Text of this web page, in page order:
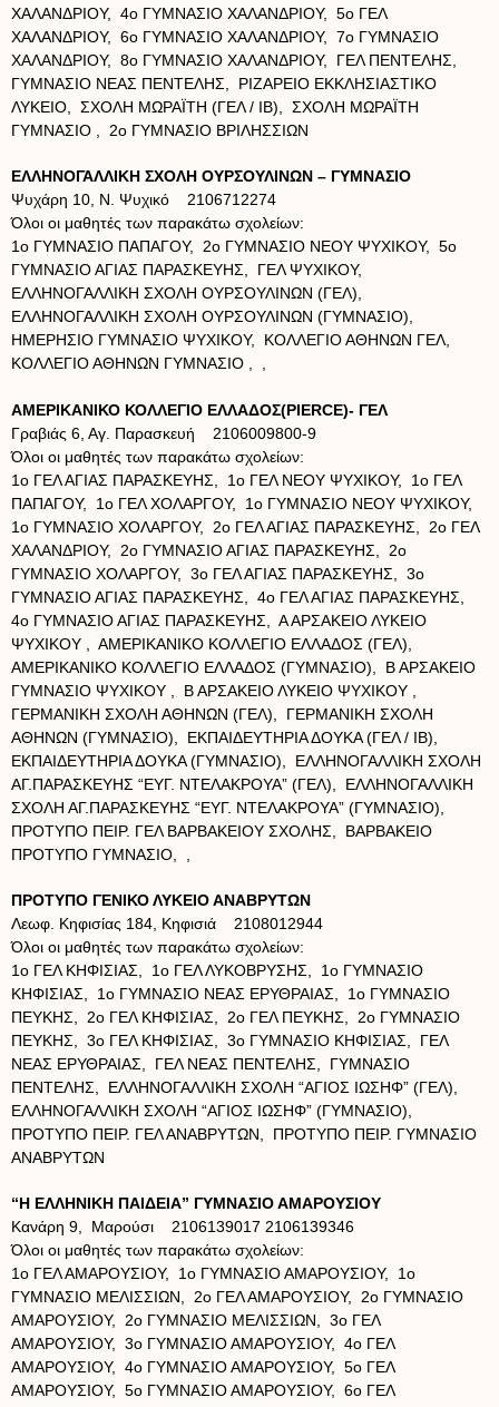
ΧΑΛΑΝΔΡΙΟΥ, 4ο ΓΥΜΝΑΣΙΟ ΧΑΛΑΝΔΡΙΟΥ, 5ο ΓΕΛ
ΧΑΛΑΝΔΡΙΟΥ, 6ο ΓΥΜΝΑΣΙΟ ΧΑΛΑΝΔΡΙΟΥ, 7ο ΓΥΜΝΑΣΙΟ
ΧΑΛΑΝΔΡΙΟΥ, 8ο ΓΥΜΝΑΣΙΟ ΧΑΛΑΝΔΡΙΟΥ, ΓΕΛ ΠΕΝΤΕΛΗΣ,
ΓΥΜΝΑΣΙΟ ΝΕΑΣ ΠΕΝΤΕΛΗΣ, ΡΙΖΑΡΕΙΟ ΕΚΚΛΗΣΙΑΣΤΙΚΟ
ΛΥΚΕΙΟ, ΣΧΟΛΗ ΜΩΡΑΪΤΗ (ΓΕΛ / ΙΒ), ΣΧΟΛΗ ΜΩΡΑΪΤΗ
ΓΥΜΝΑΣΙΟ , 2ο ΓΥΜΝΑΣΙΟ ΒΡΙΛΗΣΣΙΩΝ
ΕΛΛΗΝΟΓΑΛΛΙΚΗ ΣΧΟΛΗ ΟΥΡΣΟΥΛΙΝΩΝ – ΓΥΜΝΑΣΙΟ
Ψυχάρη 10, Ν. Ψυχικό 2106712274
Όλοι οι μαθητές των παρακάτω σχολείων:
1ο ΓΥΜΝΑΣΙΟ ΠΑΠΑΓΟΥ, 2ο ΓΥΜΝΑΣΙΟ ΝΕΟΥ ΨΥΧΙΚΟΥ, 5ο
ΓΥΜΝΑΣΙΟ ΑΓΙΑΣ ΠΑΡΑΣΚΕΥΗΣ, ΓΕΛ ΨΥΧΙΚΟΥ,
ΕΛΛΗΝΟΓΑΛΛΙΚΗ ΣΧΟΛΗ ΟΥΡΣΟΥΛΙΝΩΝ (ΓΕΛ),
ΕΛΛΗΝΟΓΑΛΛΙΚΗ ΣΧΟΛΗ ΟΥΡΣΟΥΛΙΝΩΝ (ΓΥΜΝΑΣΙΟ),
ΗΜΕΡΗΣΙΟ ΓΥΜΝΑΣΙΟ ΨΥΧΙΚΟΥ, ΚΟΛΛΕΓΙΟ ΑΘΗΝΩΝ ΓΕΛ,
ΚΟΛΛΕΓΙΟ ΑΘΗΝΩΝ ΓΥΜΝΑΣΙΟ , ,
ΑΜΕΡΙΚΑΝΙΚΟ ΚΟΛΛΕΓΙΟ ΕΛΛΑΔΟΣ(PIERCE)- ΓΕΛ
Γραβιάς 6, Αγ. Παρασκευή 2106009800-9
Όλοι οι μαθητές των παρακάτω σχολείων:
1ο ΓΕΛ ΑΓΙΑΣ ΠΑΡΑΣΚΕΥΗΣ, 1ο ΓΕΛ ΝΕΟΥ ΨΥΧΙΚΟΥ, 1ο ΓΕΛ
ΠΑΠΑΓΟΥ, 1ο ΓΕΛ ΧΟΛΑΡΓΟΥ, 1ο ΓΥΜΝΑΣΙΟ ΝΕΟΥ ΨΥΧΙΚΟΥ,
1ο ΓΥΜΝΑΣΙΟ ΧΟΛΑΡΓΟΥ, 2ο ΓΕΛ ΑΓΙΑΣ ΠΑΡΑΣΚΕΥΗΣ, 2ο ΓΕΛ
ΧΑΛΑΝΔΡΙΟΥ, 2ο ΓΥΜΝΑΣΙΟ ΑΓΙΑΣ ΠΑΡΑΣΚΕΥΗΣ, 2ο
ΓΥΜΝΑΣΙΟ ΧΟΛΑΡΓΟΥ, 3ο ΓΕΛ ΑΓΙΑΣ ΠΑΡΑΣΚΕΥΗΣ, 3ο
ΓΥΜΝΑΣΙΟ ΑΓΙΑΣ ΠΑΡΑΣΚΕΥΗΣ, 4ο ΓΕΛ ΑΓΙΑΣ ΠΑΡΑΣΚΕΥΗΣ,
4ο ΓΥΜΝΑΣΙΟ ΑΓΙΑΣ ΠΑΡΑΣΚΕΥΗΣ, Α ΑΡΣΑΚΕΙΟ ΛΥΚΕΙΟ
ΨΥΧΙΚΟΥ , ΑΜΕΡΙΚΑΝΙΚΟ ΚΟΛΛΕΓΙΟ ΕΛΛΑΔΟΣ (ΓΕΛ),
ΑΜΕΡΙΚΑΝΙΚΟ ΚΟΛΛΕΓΙΟ ΕΛΛΑΔΟΣ (ΓΥΜΝΑΣΙΟ), Β ΑΡΣΑΚΕΙΟ
ΓΥΜΝΑΣΙΟ ΨΥΧΙΚΟΥ , Β ΑΡΣΑΚΕΙΟ ΛΥΚΕΙΟ ΨΥΧΙΚΟΥ ,
ΓΕΡΜΑΝΙΚΗ ΣΧΟΛΗ ΑΘΗΝΩΝ (ΓΕΛ), ΓΕΡΜΑΝΙΚΗ ΣΧΟΛΗ
ΑΘΗΝΩΝ (ΓΥΜΝΑΣΙΟ), ΕΚΠΑΙΔΕΥΤΗΡΙΑ ΔΟΥΚΑ (ΓΕΛ / ΙΒ),
ΕΚΠΑΙΔΕΥΤΗΡΙΑ ΔΟΥΚΑ (ΓΥΜΝΑΣΙΟ), ΕΛΛΗΝΟΓΑΛΛΙΚΗ ΣΧΟΛΗ
ΑΓ.ΠΑΡΑΣΚΕΥΗΣ “ΕΥΓ. ΝΤΕΛΑΚΡΟΥΑ” (ΓΕΛ), ΕΛΛΗΝΟΓΑΛΛΙΚΗ
ΣΧΟΛΗ ΑΓ.ΠΑΡΑΣΚΕΥΗΣ “ΕΥΓ. ΝΤΕΛΑΚΡΟΥΑ” (ΓΥΜΝΑΣΙΟ),
ΠΡΟΤΥΠΟ ΠΕΙΡ. ΓΕΛ ΒΑΡΒΑΚΕΙΟΥ ΣΧΟΛΗΣ, ΒΑΡΒΑΚΕΙΟ
ΠΡΟΤΥΠΟ ΓΥΜΝΑΣΙΟ, ,
ΠΡΟΤΥΠΟ ΓΕΝΙΚΟ ΛΥΚΕΙΟ ΑΝΑΒΡΥΤΩΝ
Λεωφ. Κηφισίας 184, Κηφισιά 2108012944
Όλοι οι μαθητές των παρακάτω σχολείων:
1ο ΓΕΛ ΚΗΦΙΣΙΑΣ, 1ο ΓΕΛ ΛΥΚΟΒΡΥΣΗΣ, 1ο ΓΥΜΝΑΣΙΟ
ΚΗΦΙΣΙΑΣ, 1ο ΓΥΜΝΑΣΙΟ ΝΕΑΣ ΕΡΥΘΡΑΙΑΣ, 1ο ΓΥΜΝΑΣΙΟ
ΠΕΥΚΗΣ, 2ο ΓΕΛ ΚΗΦΙΣΙΑΣ, 2ο ΓΕΛ ΠΕΥΚΗΣ, 2ο ΓΥΜΝΑΣΙΟ
ΠΕΥΚΗΣ, 3ο ΓΕΛ ΚΗΦΙΣΙΑΣ, 3ο ΓΥΜΝΑΣΙΟ ΚΗΦΙΣΙΑΣ, ΓΕΛ
ΝΕΑΣ ΕΡΥΘΡΑΙΑΣ, ΓΕΛ ΝΕΑΣ ΠΕΝΤΕΛΗΣ, ΓΥΜΝΑΣΙΟ
ΠΕΝΤΕΛΗΣ, ΕΛΛΗΝΟΓΑΛΛΙΚΗ ΣΧΟΛΗ “ΑΓΙΟΣ ΙΩΣΗΦ” (ΓΕΛ),
ΕΛΛΗΝΟΓΑΛΛΙΚΗ ΣΧΟΛΗ “ΑΓΙΟΣ ΙΩΣΗΦ” (ΓΥΜΝΑΣΙΟ),
ΠΡΟΤΥΠΟ ΠΕΙΡ. ΓΕΛ ΑΝΑΒΡΥΤΩΝ, ΠΡΟΤΥΠΟ ΠΕΙΡ. ΓΥΜΝΑΣΙΟ
ΑΝΑΒΡΥΤΩΝ
“Η ΕΛΛΗΝΙΚΗ ΠΑΙΔΕΙΑ” ΓΥΜΝΑΣΙΟ ΑΜΑΡΟΥΣΙΟΥ
Κανάρη 9, Μαρούσι 2106139017 2106139346
Όλοι οι μαθητές των παρακάτω σχολείων:
1ο ΓΕΛ ΑΜΑΡΟΥΣΙΟΥ, 1ο ΓΥΜΝΑΣΙΟ ΑΜΑΡΟΥΣΙΟΥ, 1ο
ΓΥΜΝΑΣΙΟ ΜΕΛΙΣΣΙΩΝ, 2ο ΓΕΛ ΑΜΑΡΟΥΣΙΟΥ, 2ο ΓΥΜΝΑΣΙΟ
ΑΜΑΡΟΥΣΙΟΥ, 2ο ΓΥΜΝΑΣΙΟ ΜΕΛΙΣΣΙΩΝ, 3ο ΓΕΛ
ΑΜΑΡΟΥΣΙΟΥ, 3ο ΓΥΜΝΑΣΙΟ ΑΜΑΡΟΥΣΙΟΥ, 4ο ΓΕΛ
ΑΜΑΡΟΥΣΙΟΥ, 4ο ΓΥΜΝΑΣΙΟ ΑΜΑΡΟΥΣΙΟΥ, 5ο ΓΕΛ
ΑΜΑΡΟΥΣΙΟΥ, 5ο ΓΥΜΝΑΣΙΟ ΑΜΑΡΟΥΣΙΟΥ, 6ο ΓΕΛ